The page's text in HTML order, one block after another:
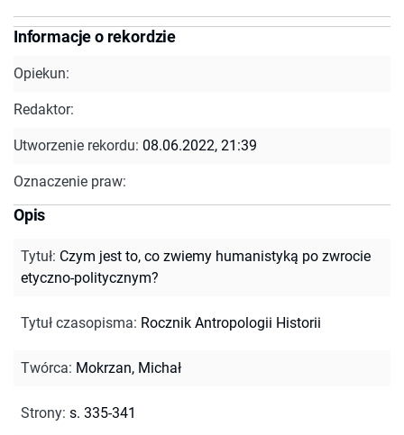
Informacje o rekordzie
Opiekun:
Redaktor:
Utworzenie rekordu: 08.06.2022, 21:39
Oznaczenie praw:
Opis
Tytuł: Czym jest to, co zwiemy humanistyką po zwrocie
etyczno-politycznym?
Tytuł czasopisma: Rocznik Antropologii Historii
Twórca: Mokrzan, Michał
Strony: s. 335-341